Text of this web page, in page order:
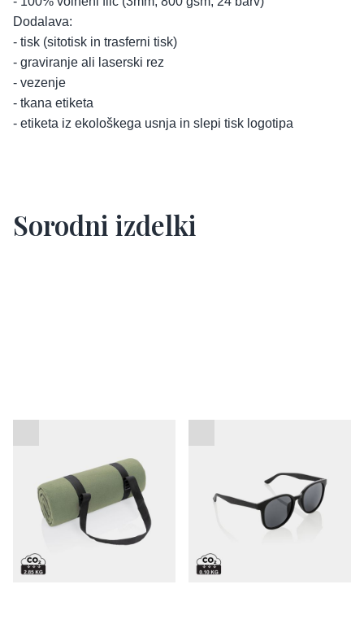
Dodalava:
- tisk (sitotisk in trasferni tisk)
- graviranje ali laserski rez
- vezenje
- tkana etiketa
- etiketa iz ekološkega usnja in slepi tisk logotipa
Sorodni izdelki